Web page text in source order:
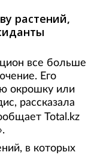
растений,
все больше
Его
окрошку или
рассказала
Total.kz
в которых